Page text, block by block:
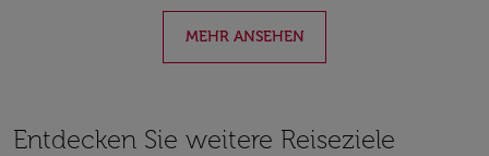
MEHR ANSEHEN
Entdecken Sie weitere Reiseziele